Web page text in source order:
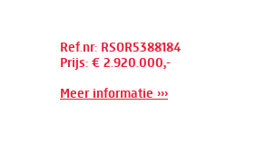
Ref.nr: RSOR5388184
Prijs: € 2.920.000,-
Meer informatie ›››